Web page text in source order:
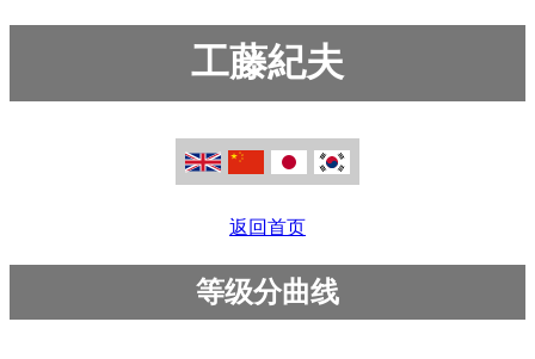
工藤紀夫
返回首页
等级分曲线